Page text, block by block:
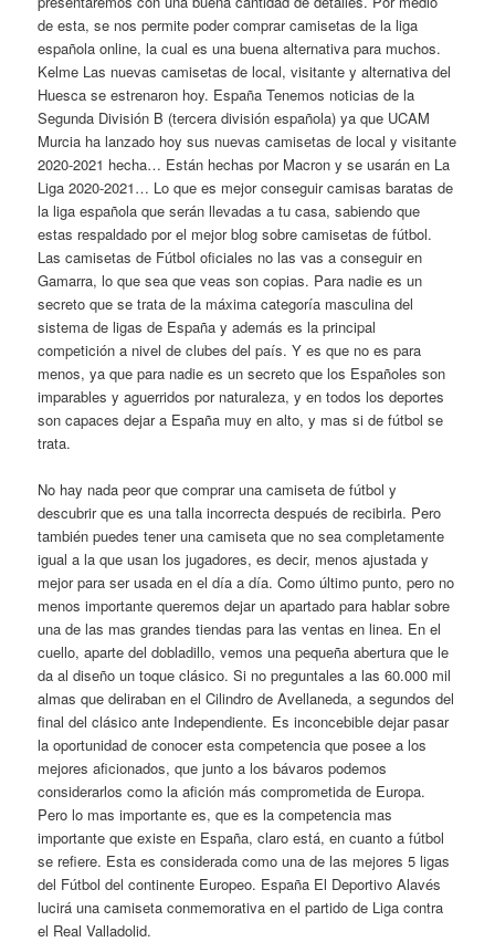
de esta, se nos permite poder comprar camisetas de la liga
española online, la cual es una buena alternativa para muchos.
Kelme Las nuevas camisetas de local, visitante y alternativa del
Huesca se estrenaron hoy. España Tenemos noticias de la
Segunda División B (tercera división española) ya que UCAM
Murcia ha lanzado hoy sus nuevas camisetas de local y visitante
2020-2021 hecha… Están hechas por Macron y se usarán en La
Liga 2020-2021… Lo que es mejor conseguir camisas baratas de
la liga española que serán llevadas a tu casa, sabiendo que
estas respaldado por el mejor blog sobre camisetas de fútbol.
Las camisetas de Fútbol oficiales no las vas a conseguir en
Gamarra, lo que sea que veas son copias. Para nadie es un
secreto que se trata de la máxima categoría masculina del
sistema de ligas de España y además es la principal
competición a nivel de clubes del país. Y es que no es para
menos, ya que para nadie es un secreto que los Españoles son
imparables y aguerridos por naturaleza, y en todos los deportes
son capaces dejar a España muy en alto, y mas si de fútbol se
trata.
No hay nada peor que comprar una camiseta de fútbol y
descubrir que es una talla incorrecta después de recibirla. Pero
también puedes tener una camiseta que no sea completamente
igual a la que usan los jugadores, es decir, menos ajustada y
mejor para ser usada en el día a día. Como último punto, pero no
menos importante queremos dejar un apartado para hablar sobre
una de las mas grandes tiendas para las ventas en linea. En el
cuello, aparte del dobladillo, vemos una pequeña abertura que le
da al diseño un toque clásico. Si no preguntales a las 60.000 mil
almas que deliraban en el Cilindro de Avellaneda, a segundos del
final del clásico ante Independiente. Es inconcebible dejar pasar
la oportunidad de conocer esta competencia que posee a los
mejores aficionados, que junto a los bávaros podemos
considerarlos como la afición más comprometida de Europa.
Pero lo mas importante es, que es la competencia mas
importante que existe en España, claro está, en cuanto a fútbol
se refiere. Esta es considerada como una de las mejores 5 ligas
del Fútbol del continente Europeo. España El Deportivo Alavés
lucirá una camiseta conmemorativa en el partido de Liga contra
el Real Valladolid.